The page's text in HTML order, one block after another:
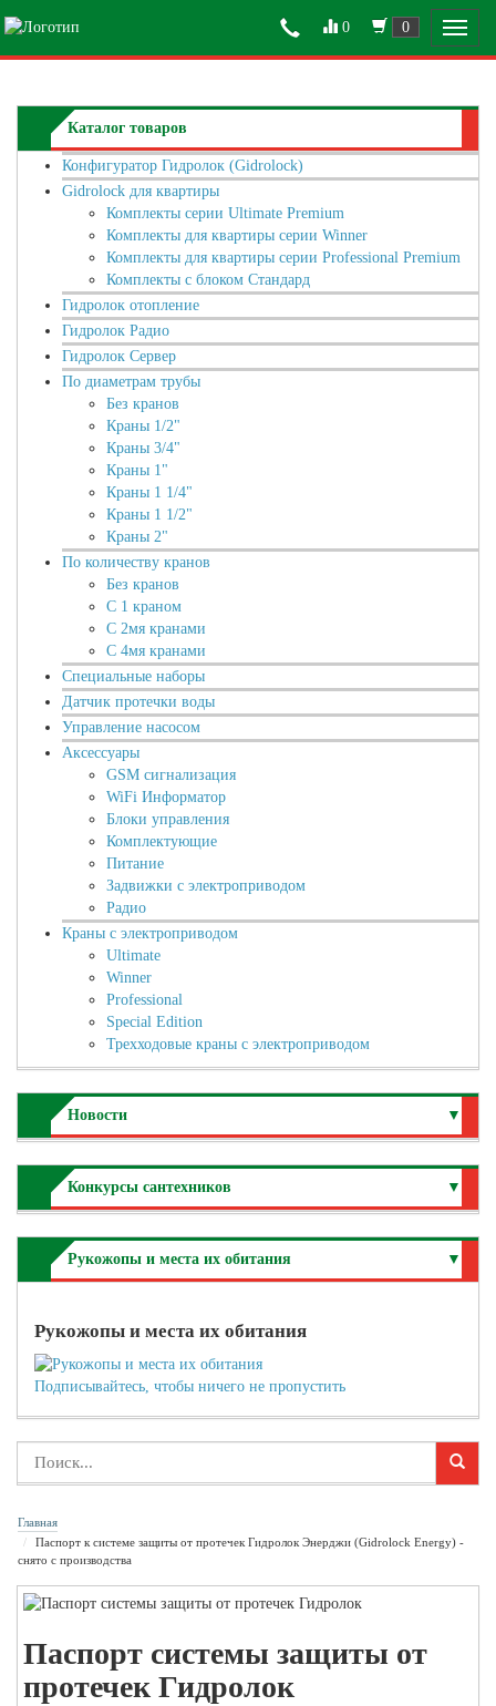
0
0
Каталог товаров
Конфигуратор Гидролок (Gidrolock)
Gidrolock для квартиры
Комплекты серии Ultimate Premium
Комплекты для квартиры серии Winner
Комплекты для квартиры серии Professional Premium
Комплекты с блоком Стандард
Гидролок отопление
Гидролок Радио
Гидролок Сервер
По диаметрам трубы
Без кранов
Краны 1/2"
Краны 3/4"
Краны 1"
Краны 1 1/4"
Краны 1 1/2"
Краны 2"
По количеству кранов
Без кранов
С 1 краном
С 2мя кранами
С 4мя кранами
Специальные наборы
Датчик протечки воды
Управление насосом
Аксессуары
GSM сигнализация
WiFi Информатор
Блоки управления
Комплектующие
Питание
Задвижки с электроприводом
Радио
Краны с электроприводом
Ultimate
Winner
Professional
Special Edition
Трехходовые краны с электроприводом
Новости ▼
Конкурсы сантехников ▼
Рукожопы и места их обитания ▼
Рукожопы и места их обитания
Подписывайтесь, чтобы ничего не пропустить
Главная
Паспорт к системе защиты от протечек Гидролок Энерджи (Gidrolock Energy) -
снято с производства
Паспорт системы защиты от
протечек Гидролок